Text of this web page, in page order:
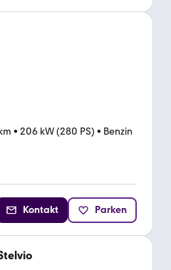
• 206 kW (280 PS) • Benzin
Kontakt Parken